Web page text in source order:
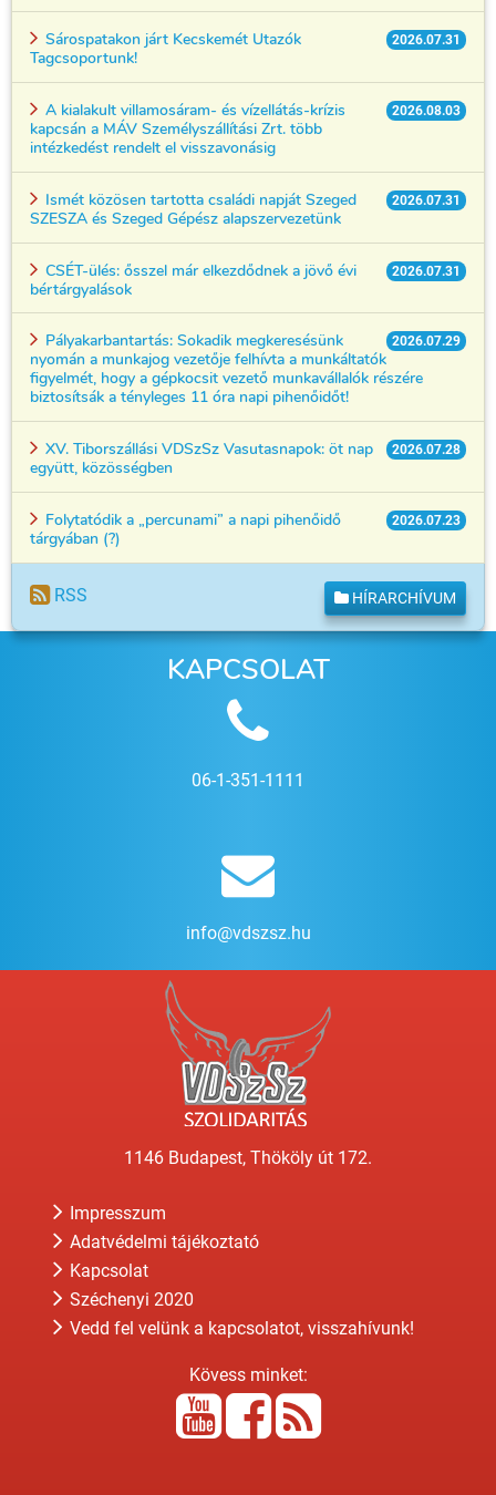
2026.07.31
Sárospatakon járt Kecskemét Utazók
Tagcsoportunk!
2026.08.03
A kialakult villamosáram- és vízellátás-krízis
kapcsán a MÁV Személyszállítási Zrt. több
intézkedést rendelt el visszavonásig
2026.07.31
Ismét közösen tartotta családi napját Szeged
SZESZA és Szeged Gépész alapszervezetünk
2026.07.31
CSÉT-ülés: ősszel már elkezdődnek a jövő évi
bértárgyalások
2026.07.29
Pályakarbantartás: Sokadik megkeresésünk
nyomán a munkajog vezetője felhívta a munkáltatók
figyelmét, hogy a gépkocsit vezető munkavállalók részére
biztosítsák a tényleges 11 óra napi pihenőidőt!
2026.07.28
XV. Tiborszállási VDSzSz Vasutasnapok: öt nap
együtt, közösségben
2026.07.23
Folytatódik a „percunami” a napi pihenőidő
tárgyában (?)
RSS HÍRARCHÍVUM
KAPCSOLAT
06-1-351-1111
info@vdszsz.hu
1146 Budapest, Thököly út 172.
Impresszum
Adatvédelmi tájékoztató
Kapcsolat
Széchenyi 2020
Vedd fel velünk a kapcsolatot, visszahívunk!
Kövess minket: